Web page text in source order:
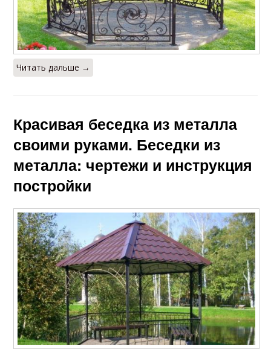
Читать дальше →
Красивая беседка из металла
своими руками. Беседки из
металла: чертежи и инструкция
постройки